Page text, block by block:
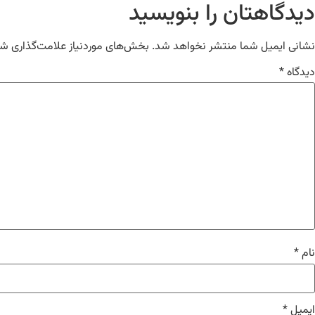
دیدگاهتان را بنویسید
نشانی ایمیل شما منتشر نخواهد شد. بخش‌های موردنیاز علامت‌گذاری
دیدگاه*
نام*
ایمیل*